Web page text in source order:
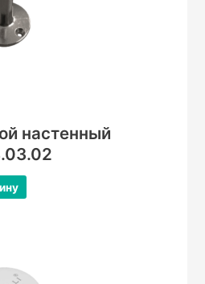
настенный